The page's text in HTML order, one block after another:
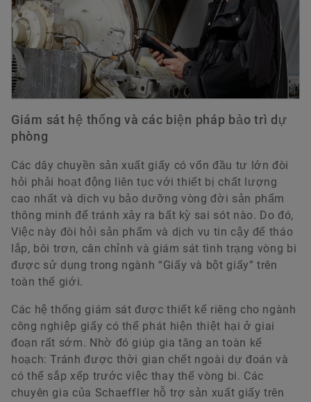
Giám sát hệ thống và các biện pháp bảo trì dự
phòng
Các dây chuyền sản xuất giấy có vốn đầu tư lớn đòi
hỏi phải hoạt động liên tục với thiết bị chất lượng
cao nhất và dịch vụ bảo dưỡng vòng đời sản phẩm
thông minh để tránh xảy ra bất kỳ sai sót nào. Do đó,
Việc này đòi hỏi sản phẩm và dịch vụ tin cậy để tháo
lắp, bôi trơn, cân chỉnh và giám sát tình trạng vòng bi
được sử dụng trong ngành “Giấy và bột giấy” trên
toàn thế giới.
Các hệ thống giám sát được thiết kế riêng cho ngành
công nghiệp giấy có thể phát hiện thiệt hại ở giai
đoạn rất sớm. Nhờ đó giúp gia tăng an toàn kế
hoạch: Tránh được thời gian chết ngoài dự đoán và
có thể sắp xếp trước việc thay thế vòng bi. Các
chuyên gia của Schaeffler hỗ trợ sản xuất giấy trên